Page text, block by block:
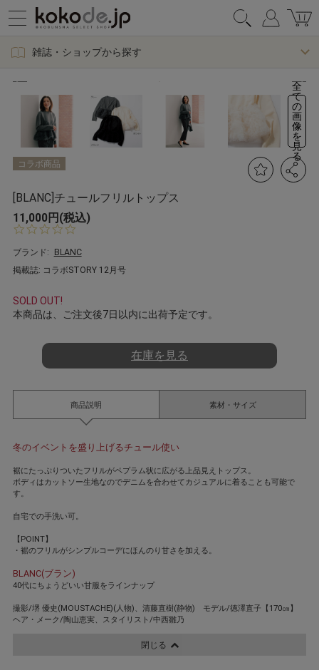
雑誌・ショップから探す
全
て
の
画
像
を
見
る
コラボ商品
[BLANC]チュールフリルトップス
11,000円(税込)
s
t
a
a
ブランド:
BLANC
掲載誌: コラボSTORY 12月号
SOLD OUT!
本商品は、ご注文後7日以内に出荷予定です。
在庫を見る
商品説明
冬のイベントを盛り上げるチュール使い
裾にたっぷりついたフリルがペプラム状に広がる上品見えトップス。
ボディはカットソー生地なのでデニムを合わせてカジュアルに着ることも可能で
す。
自宅での手洗い可。
【POINT】
・裾のフリルがシンプルコーデにほんのり甘さを加える。
BLANC(ブラン)
40代にちょうどいい甘服をラインナップ
撮影/堺 優史(MOUSTACHE)(人物)、清藤直樹(静物) モデル/徳澤直子【170㎝】
ヘア・メーク/陶山恵実、スタイリスト/中西雛乃
閉じる
素材・サイズ